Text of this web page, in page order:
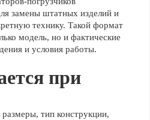
замены штатных изделий и
технику. Такой формат
модель, но и фактические
и условия работы.
при
тип конструкции,